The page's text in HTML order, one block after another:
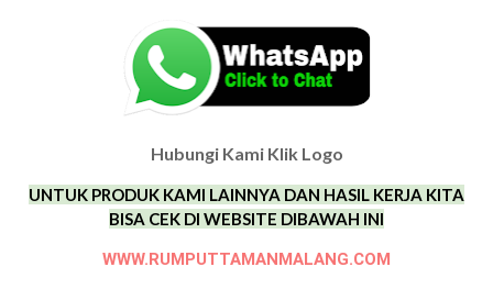
Hubungi Kami Klik Logo
UNTUK PRODUK KAMI LAINNYA DAN HASIL KERJA KITA
BISA CEK DI WEBSITE DIBAWAH INI
WWW.RUMPUTTAMANMALANG.COM